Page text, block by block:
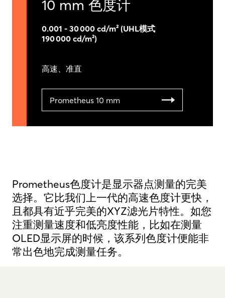
10 mm 色度计
0.001 - 30 000 cd/m² (UHL模式
190 000 cd/m²)
高速、准直
Prometheus 10 mm
Prometheus色度计是显示器点测量的完美
选择。它比我们上一代的高速色度计更快，
且都具有近乎完美的XYZ滤光片特性。如您
注重测量速度和低亮度性能，比如在测量
OLED显示屏的时候，该系列色度计便能非
常出色地完成测量任务。